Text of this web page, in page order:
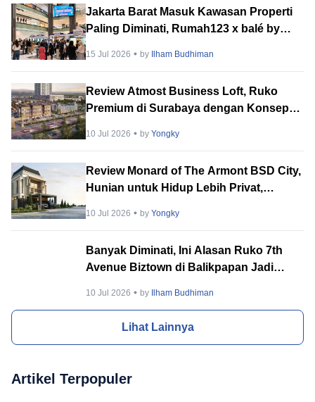
Jakarta Barat Masuk Kawasan Properti
Paling Diminati, Rumah123 x balé by
Puluhan Developer
15 Jul 2026 by Ilham Budhiman
Review Atmost Business Loft, Ruko
Premium di Surabaya dengan Konsep
10 Jul 2026 byYongky
Review Monard of The Armont BSD City,
Hunian untuk Hidup Lebih Privat,
10 Jul 2026 byYongky
Banyak Diminati, Ini Alasan Ruko 7th
Avenue Biztown di Balikpapan Jadi
10 Jul 2026 by Ilham Budhiman
Lihat Lainnya
Artikel Terpopuler